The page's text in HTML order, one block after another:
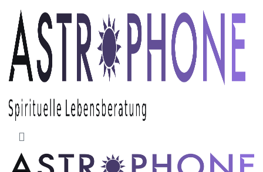
Skip to main content